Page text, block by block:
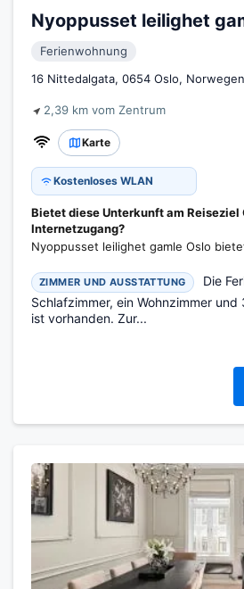
Nyoppusset leilighet
Ferienwohnung
16 Nittedalgata, 0654 Oslo, Norwegen
2,39 km vom Zentrum
Karte
Kostenloses WLAN
Bietet diese Unterkunft am Reiseziel
Internetzugang?
Nyoppusset leilighet gamle Oslo
ZIMMER UND AUSSTATTUNG
Die
Schlafzimmer, ein Wohnzimmer und
ist vorhanden. Zur...